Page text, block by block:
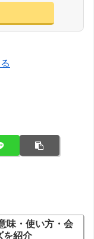
味・使い方・会
を紹介